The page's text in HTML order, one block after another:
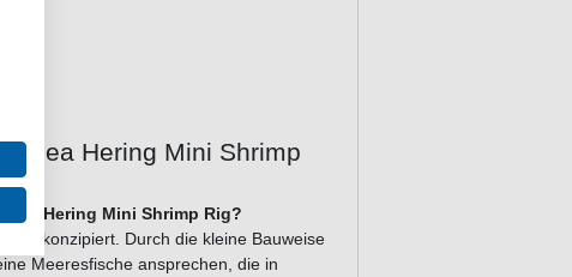
Sea Hering Mini Shrimp
Hering Mini Shrimp Rig?
konzipiert. Durch die kleine Bauweise
Meeresfische ansprechen, die in